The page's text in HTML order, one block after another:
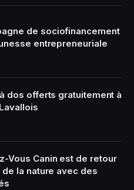
de sociofinancement
entrepreneuriale
dos offerts gratuitement à
Vous Canin est de retour
de la nature avec des